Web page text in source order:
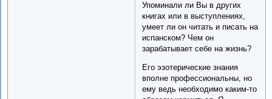
Упоминали ли Вы в других
книгах или в выступлениях,
умеет ли он читать и писать на
испанском? Чем он
зарабатывает себе на жизнь?
Его эзотерические знания
вполне профессиональны, но
ему ведь необходимо каким-то